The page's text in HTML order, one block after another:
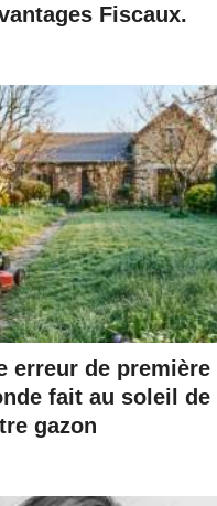
Fiscaux.
erreur de première
fait au soleil de
gazon